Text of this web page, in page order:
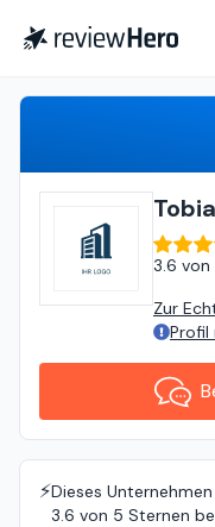
3.6 von
Zur
Profil
⚡️Dieses
3.6 von 5 Sternen